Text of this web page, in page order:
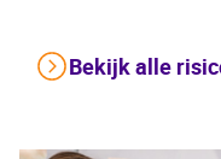
Bekijk alle